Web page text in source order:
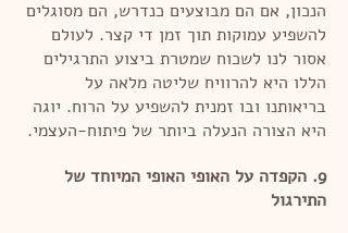
הנכון, אם הם מבוצעים כנדרש, הם מסוגלים
להשפיע עמוקות תוך זמן די קצר. לעולם
אסור לנו לשכוח שמטרת ביצוע התרגילים
הללו היא להרוויח שליטה מלאה על
בריאותנו ובו זמנית להשפיע על הרוח. יוגה
היא הצורה הנעלה ביותר של פיתוח-העצמי.
9. הקפדה על האופי האופי המיוחד של
התירגול